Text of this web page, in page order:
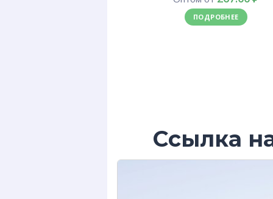
ПОДРОБНЕЕ
Ссылка